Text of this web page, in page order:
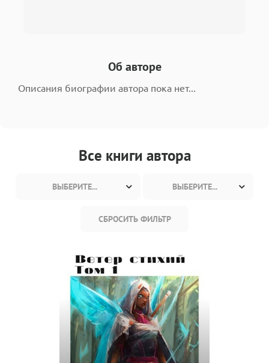
Об авторе
Описания биографии автора пока нет...
Все книги автора
ВЫБЕРИТЕ... ВЫБЕРИТЕ...
СБРОСИТЬ ФИЛЬТР